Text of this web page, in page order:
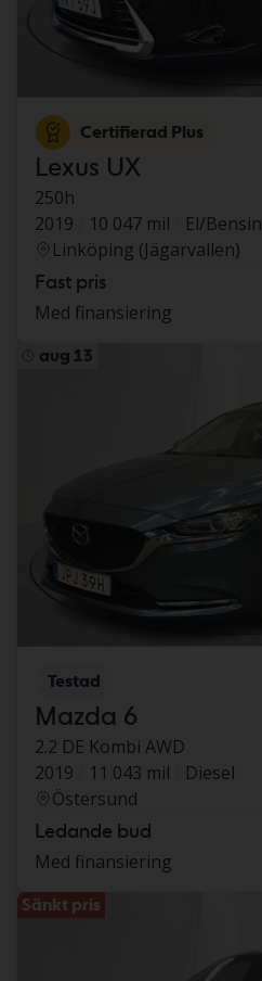
Certifierad Plus
Lexus UX
250h
2019
10 047 mil
El/Bensin
Linköping (Jägarvallen)
Fast pris
Med finansiering
aug 13
Testad
Mazda 6
2.2 DE Kombi AWD
2019
11 043 mil
Diesel
Östersund
Ledande bud
Med finansiering
Sänkt pris